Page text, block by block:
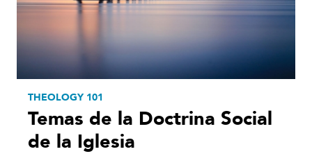
THEOLOGY 101
Temas de la Doctrina Social
de la Iglesia